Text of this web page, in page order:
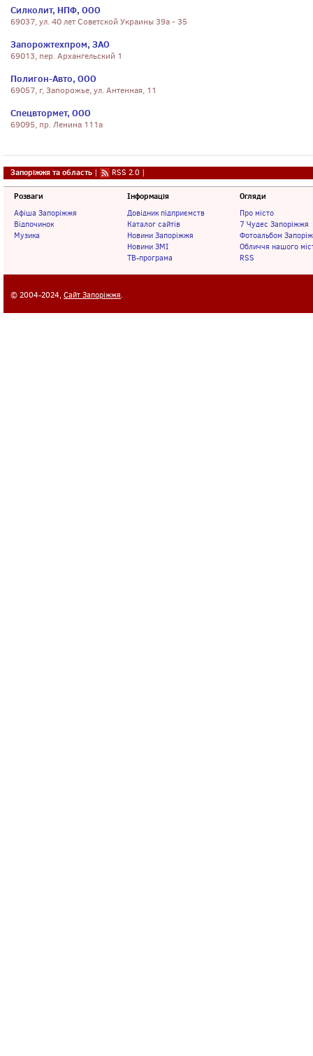
Силколит, НПФ, ООО
69037, ул. 40 лет Советской Украины 39а - 35
Запорожтехпром, ЗАО
69013, пер. Архангельский 1
Полигон-Авто, ООО
69057, г, Запорожье, ул. Антенная, 11
Спецвтормет, ООО
69095, пр. Ленина 111а
Запоріжжя та область | RSS 2.0 |
Розваги
Афіша Запоріжжя
Відпочинок
Музика
Інформація
Довідник підприємств
Каталог сайтів
Новини Запоріжжя
Новини ЗМІ
ТВ-програма
Огляди
Про місто
7 Чудес Запоріжжя
Фотоальбом
Обличчя нашого
RSS
© 2004-2024, Сайт Запоріжжя.